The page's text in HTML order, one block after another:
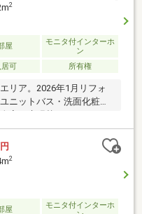
2
屋
モニタ付インターホ
ン
居可 所有権
リア。2026年1月リフォ
ニットバス・洗面化粧
室・床張替え・ハウスク
確保済、継承可(自走式、
2基あります。
現在
覧も可能です。営業時間
2、3火曜日） この時間帯
チ！もしくはお気軽にお
2
屋
モニタ付インターホ